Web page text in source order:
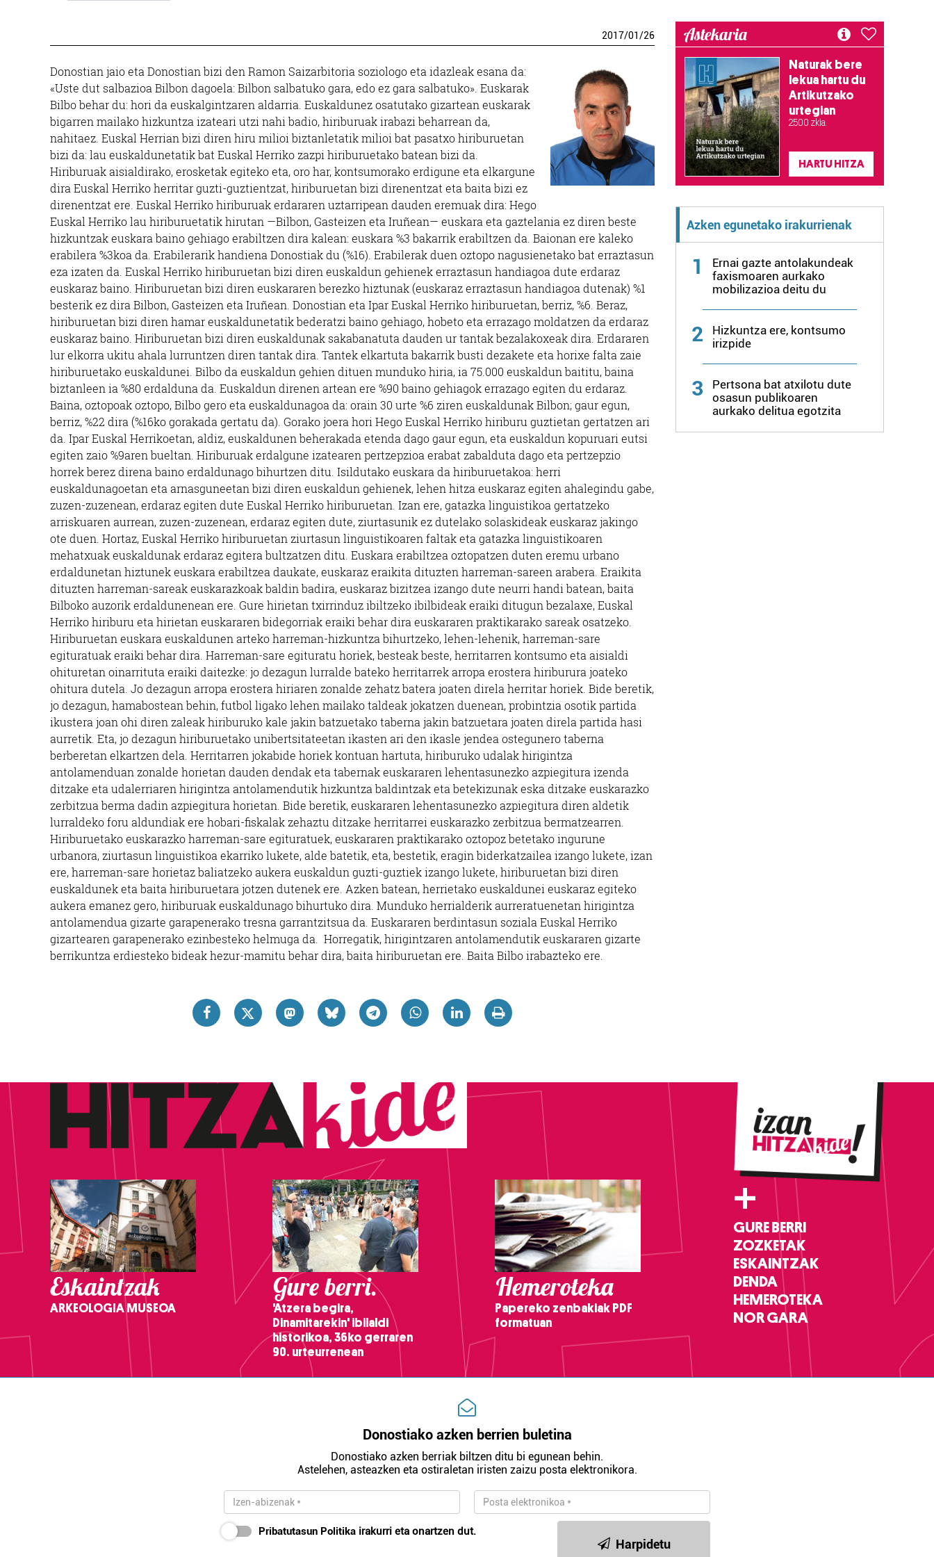
2017/01/26
Donostian jaio eta Donostian bizi den Ramon Saizarbitoria soziologo eta idazleak esana da:
«Uste dut salbazioa Bilbon dagoela: Bilbon salbatuko gara, edo ez gara salbatuko». Euskarak
Bilbo behar du: hori da euskalgintzaren aldarria. Euskaldunez osatutako gizartean euskarak
bigarren mailako hizkuntza izateari utzi nahi badio, hiriburuak irabazi beharrean da,
nahitaez. Euskal Herrian bizi diren hiru milioi biztanletatik milioi bat pasatxo hiriburuetan
bizi da: lau euskaldunetatik bat Euskal Herriko zazpi hiriburuetako batean bizi da.
Hiriburuak aisialdirako, erosketak egiteko eta, oro har, kontsumorako erdigune eta elkargune
dira Euskal Herriko herritar guzti-guztientzat, hiriburuetan bizi direnentzat eta baita bizi ez
direnentzat ere. Euskal Herriko hiriburuak erdararen uztarripean dauden eremuak dira: Hego
Euskal Herriko lau hiriburuetatik hirutan —Bilbon, Gasteizen eta Iruñean— euskara eta gaztelania ez diren beste
hizkuntzak euskara baino gehiago erabiltzen dira kalean: euskara %3 bakarrik erabiltzen da. Baionan ere kaleko
erabilera %3koa da. Erabilerarik handiena Donostiak du (%16). Erabilerak duen oztopo nagusienetako bat erraztasun
eza izaten da. Euskal Herriko hiriburuetan bizi diren euskaldun gehienek erraztasun handiagoa dute erdaraz
euskaraz baino. Hiriburuetan bizi diren euskararen berezko hiztunak (euskaraz erraztasun handiagoa dutenak) %1
besterik ez dira Bilbon, Gasteizen eta Iruñean. Donostian eta Ipar Euskal Herriko hiriburuetan, berriz, %6. Beraz,
hiriburuetan bizi diren hamar euskaldunetatik bederatzi baino gehiago, hobeto eta errazago moldatzen da erdaraz
euskaraz baino. Hiriburuetan bizi diren euskaldunak sakabanatuta dauden ur tantak bezalakoxeak dira. Erdararen
lur elkorra ukitu ahala lurruntzen diren tantak dira. Tantek elkartuta bakarrik busti dezakete eta horixe falta zaie
hiriburuetako euskaldunei. Bilbo da euskaldun gehien dituen munduko hiria, ia 75.000 euskaldun baititu, baina
biztanleen ia %80 erdalduna da. Euskaldun direnen artean ere %90 baino gehiagok errazago egiten du erdaraz.
Baina, oztopoak oztopo, Bilbo gero eta euskaldunagoa da: orain 30 urte %6 ziren euskaldunak Bilbon; gaur egun,
berriz, %22 dira (%16ko gorakada gertatu da). Gorako joera hori Hego Euskal Herriko hiriburu guztietan gertatzen ari
da. Ipar Euskal Herrikoetan, aldiz, euskaldunen beherakada etenda dago gaur egun, eta euskaldun kopuruari eutsi
egiten zaio %9aren bueltan. Hiriburuak erdalgune izatearen pertzepzioa erabat zabalduta dago eta pertzepzio
horrek berez direna baino erdaldunago bihurtzen ditu. Isildutako euskara da hiriburuetakoa: herri
euskaldunagoetan eta arnasguneetan bizi diren euskaldun gehienek, lehen hitza euskaraz egiten ahalegindu gabe,
zuzen-zuzenean, erdaraz egiten dute Euskal Herriko hiriburuetan. Izan ere, gatazka linguistikoa gertatzeko
arriskuaren aurrean, zuzen-zuzenean, erdaraz egiten dute, ziurtasunik ez dutelako solaskideak euskaraz jakingo
ote duen. Hortaz, Euskal Herriko hiriburuetan ziurtasun linguistikoaren faltak eta gatazka linguistikoaren
mehatxuak euskaldunak erdaraz egitera bultzatzen ditu. Euskara erabiltzea oztopatzen duten eremu urbano
erdaldunetan hiztunek euskara erabiltzea daukate, euskaraz eraikita dituzten harreman-sareen arabera. Eraikita
dituzten harreman-sareak euskarazkoak baldin badira, euskaraz bizitzea izango dute neurri handi batean, baita
Bilboko auzorik erdaldunenean ere. Gure hirietan txirrinduz ibiltzeko ibilbideak eraiki ditugun bezalaxe, Euskal
Herriko hiriburu eta hirietan euskararen bidegorriak eraiki behar dira euskararen praktikarako sareak osatzeko.
Hiriburuetan euskara euskaldunen arteko harreman-hizkuntza bihurtzeko, lehen-lehenik, harreman-sare
egituratuak eraiki behar dira. Harreman-sare egituratu horiek, besteak beste, herritarren kontsumo eta aisialdi
ohituretan oinarrituta eraiki daitezke: jo dezagun lurralde bateko herritarrek arropa erostera hiriburura joateko
ohitura dutela. Jo dezagun arropa erostera hiriaren zonalde zehatz batera joaten direla herritar horiek. Bide beretik,
jo dezagun, hamabostean behin, futbol ligako lehen mailako taldeak jokatzen duenean, probintzia osotik partida
ikustera joan ohi diren zaleak hiriburuko kale jakin batzuetako taberna jakin batzuetara joaten direla partida hasi
aurretik. Eta, jo dezagun hiriburuetako unibertsitateetan ikasten ari den ikasle jendea ostegunero taberna
berberetan elkartzen dela. Herritarren jokabide horiek kontuan hartuta, hiriburuko udalak hirigintza
antolamenduan zonalde horietan dauden dendak eta tabernak euskararen lehentasunezko azpiegitura izenda
ditzake eta udalerriaren hirigintza antolamendutik hizkuntza baldintzak eta betekizunak eska ditzake euskarazko
zerbitzua berma dadin azpiegitura horietan. Bide beretik, euskararen lehentasunezko azpiegitura diren aldetik
lurraldeko foru aldundiak ere hobari-fiskalak zehaztu ditzake herritarrei euskarazko zerbitzua bermatzearren.
Hiriburuetako euskarazko harreman-sare egituratuek, euskararen praktikarako oztopoz betetako ingurune
urbanora, ziurtasun linguistikoa ekarriko lukete, alde batetik, eta, bestetik, eragin biderkatzailea izango lukete, izan
ere, harreman-sare horietaz baliatzeko aukera euskaldun guzti-guztiek izango lukete, hiriburuetan bizi diren
euskaldunek eta baita hiriburuetara jotzen dutenek ere. Azken batean, herrietako euskaldunei euskaraz egiteko
aukera emanez gero, hiriburuak euskaldunago bihurtuko dira. Munduko herrialderik aurreratuenetan hirigintza
antolamendua gizarte garapenerako tresna garrantzitsua da. Euskararen berdintasun soziala Euskal Herriko
gizartearen garapenerako ezinbesteko helmuga da. Horregatik, hirigintzaren antolamendutik euskararen gizarte
berrikuntza erdiesteko bideak hezur-mamitu behar dira, baita hiriburuetan ere. Baita Bilbo irabazteko ere.
Astekaria
Naturak bere
lekua hartu du
Artikutzako
urtegian
2.500 zkia.
HARTU HITZA
Azken egunetako irakurrienak
1
Ernai gazte antolakundeak
faxismoaren aurkako
mobilizazioa deitu du
2
Hizkuntza ere, kontsumo
irizpide
3
Pertsona bat atxilotu dute
osasun publikoaren
aurkako delitua egotzita
Eskaintzak
ARKEOLOGIA MUSEOA
Gure berri.
'Atzera begira,
Dinamitarekin' ibilaldi
historikoa, 36ko gerraren
90. urteurrenean
Hemeroteka
Papereko zenbakiak PDF
formatuan
+
GURE BERRI
ZOZKETAK
ESKAINTZAK
DENDA
HEMEROTEKA
NOR GARA
Donostiako azken berrien buletina
Donostiako azken berriak biltzen ditu bi egunean behin.
Astelehen, asteazken eta ostiraletan iristen zaizu posta elektronikora.
Pribatutasun Politika irakurri eta onartzen dut.
Harpidetu